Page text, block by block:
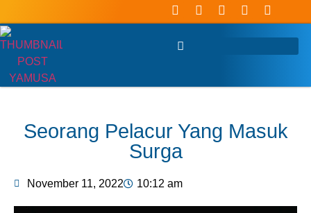
Seorang Pelacur Yang Masuk
Surga
November 11, 2022 10:12 am